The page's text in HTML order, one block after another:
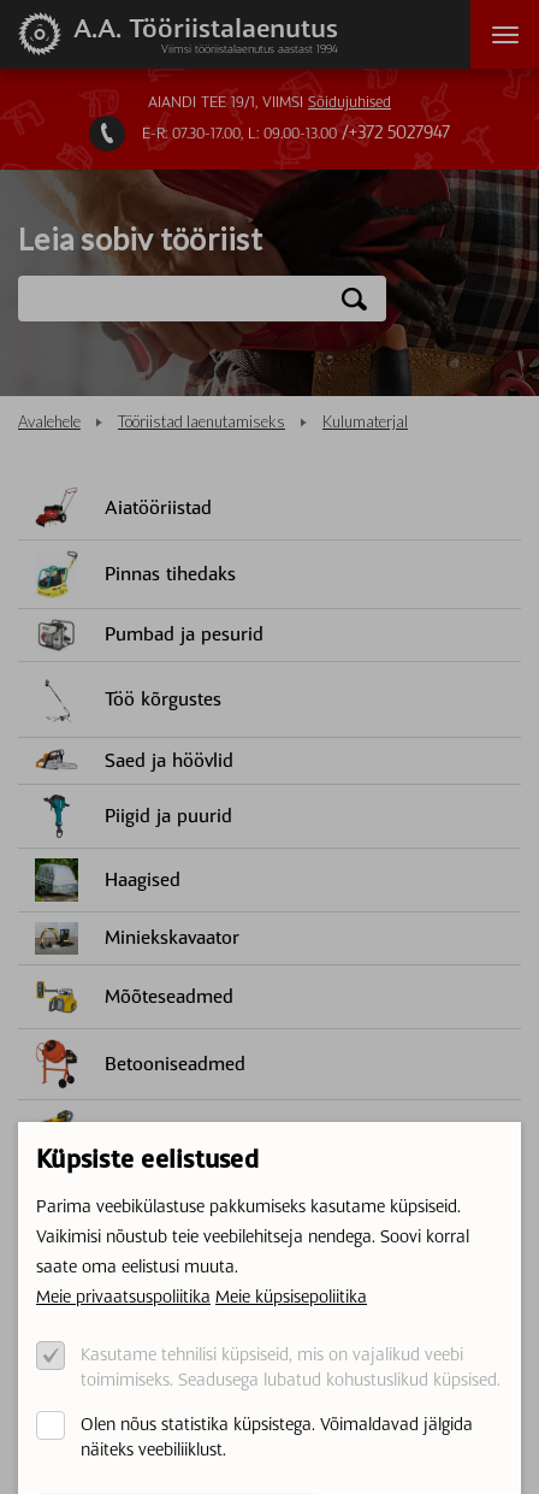
Küpsiste eelistused
Parima veebikülastuse pakkumiseks kasutame küpsiseid.
Vaikimisi nõustub teie veebilehitseja nendega. Soovi korral
saate oma eelistusi muuta.
Meie privaatsuspoliitika Meie küpsisepoliitika
Kasutame tehnilisi küpsiseid, mis on vajalikud veebi
toimimiseks. Seadusega lubatud kohustuslikud küpsised.
Olen nõus statistika küpsistega. Võimaldavad jälgida
näiteks veebiliiklust.
AIANDI TEE 19/1, VIIMSI Sõidujuhised
 E-R: 07.30-17.00, L: 09.00-13.00 +372 5027947
A.A. Tööriistalaenutus
Viimsi tööriistalaenutus aastast 1994
Leia sobiv tööriist
Avalehele Tööriistad laenutamiseks Kulumaterjal
Aiatööriistad
Pinnas tihedaks
Pumbad ja pesurid
Töö kõrgustes
Saed ja höövlid
Piigid ja puurid
Haagised
Miniekskavaator
Mõõteseadmed
Betooniseadmed
Lõikurid
Gaasiballoonide müük/vahetus
Soojakud ja telgid
Lihvimismasinad
Puhastusseadmed